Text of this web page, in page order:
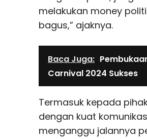
melakukan money
bagus,” ajaknya.
Baca Juga:
Carnival 2024 Sukses
Termasuk kepada
dengan kuat
menganggu jalannya